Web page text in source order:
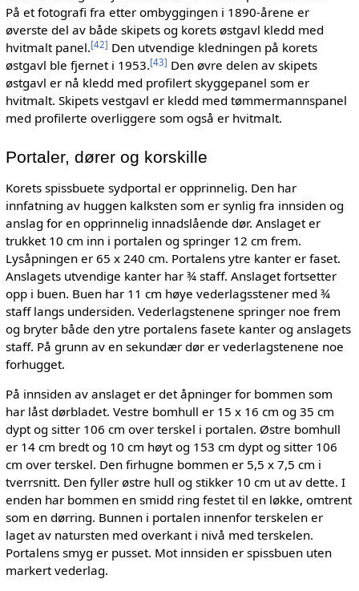
På et fotografi fra etter ombyggingen i 1890-årene er
øverste del av både skipets og korets østgavl kledd med
hvitmalt panel.[42] Den utvendige kledningen på korets
østgavl ble fjernet i 1953.[43] Den øvre delen av skipets
østgavl er nå kledd med profilert skyggepanel som er
hvitmalt. Skipets vestgavl er kledd med tømmermannspanel
med profilerte overliggere som også er hvitmalt.
Portaler, dører og korskille
Korets spissbuete sydportal er opprinnelig. Den har
innfatning av huggen kalksten som er synlig fra innsiden og
anslag for en opprinnelig innadslående dør. Anslaget er
trukket 10 cm inn i portalen og springer 12 cm frem.
Lysåpningen er 65 x 240 cm. Portalens ytre kanter er faset.
Anslagets utvendige kanter har ¾ staff. Anslaget fortsetter
opp i buen. Buen har 11 cm høye vederlagsstener med ¾
staff langs undersiden. Vederlagstenene springer noe frem
og bryter både den ytre portalens fasete kanter og anslagets
staff. På grunn av en sekundær dør er vederlagstenene noe
forhugget.
På innsiden av anslaget er det åpninger for bommen som
har låst dørbladet. Vestre bomhull er 15 x 16 cm og 35 cm
dypt og sitter 106 cm over terskel i portalen. Østre bomhull
er 14 cm bredt og 10 cm høyt og 153 cm dypt og sitter 106
cm over terskel. Den firhugne bommen er 5,5 x 7,5 cm i
tverrsnitt. Den fyller østre hull og stikker 10 cm ut av dette. I
enden har bommen en smidd ring festet til en løkke, omtrent
som en dørring. Bunnen i portalen innenfor terskelen er
laget av natursten med overkant i nivå med terskelen.
Portalens smyg er pusset. Mot innsiden er spissbuen uten
markert vederlag.